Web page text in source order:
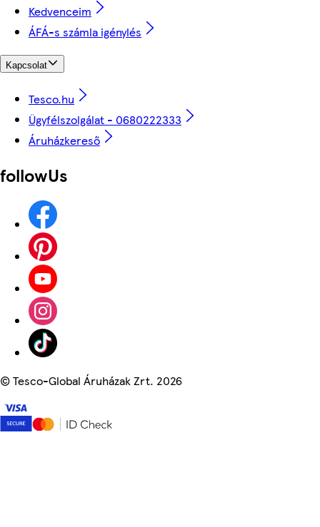
Kedvenceim
ÁFÁ-s számla igénylés
Kapcsolat
Tesco.hu
Ügyfélszolgálat - 0680222333
Áruházkereső
followUs
©Tesco-Global Áruházak Zrt. 2026